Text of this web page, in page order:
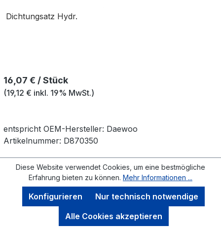
Dichtungsatz Hydr.
Regulärer Preis:
16,07 € / Stück
(19,12 € inkl. 19% MwSt.)
entspricht OEM-Hersteller: Daewoo
Artikelnummer: D870350
Diese Website verwendet Cookies, um eine bestmögliche
Erfahrung bieten zu können. Mehr Informationen ...
Nur technisch notwendige
Konfigurieren
Alle Cookies akzeptieren